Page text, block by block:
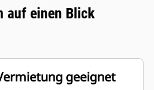
auf einen Blick
geeignet